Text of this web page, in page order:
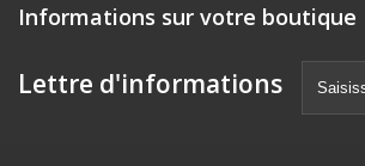
Informations sur votre boutique
Lettre d'informations